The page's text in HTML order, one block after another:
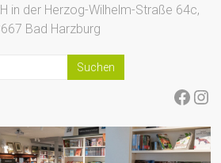
in der Herzog-Wilhelm-Straße 64c,
Bad Harzburg